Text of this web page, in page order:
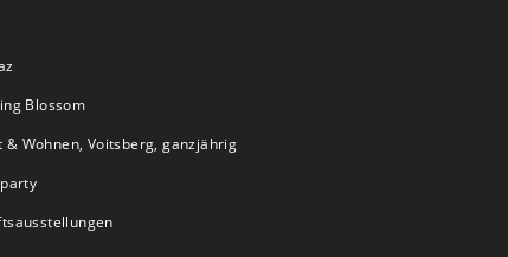
Blossom
Wohnen, Voitsberg, ganzjährig